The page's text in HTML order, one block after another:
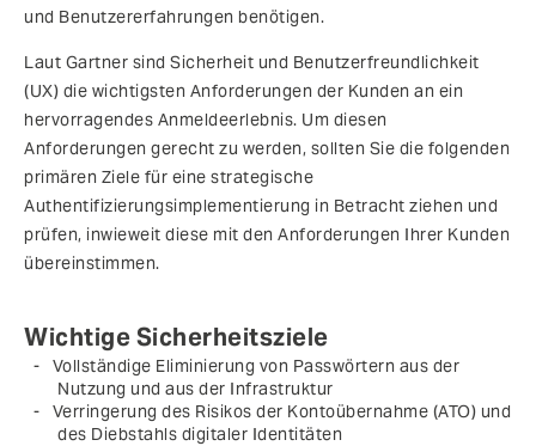
und Benutzererfahrungen benötigen.
Laut Gartner sind Sicherheit und Benutzerfreundlichkeit
(UX) die wichtigsten Anforderungen der Kunden an ein
hervorragendes Anmeldeerlebnis. Um diesen
Anforderungen gerecht zu werden, sollten Sie die folgenden
primären Ziele für eine strategische
Authentifizierungsimplementierung in Betracht ziehen und
prüfen, inwieweit diese mit den Anforderungen Ihrer Kunden
übereinstimmen.
Wichtige Sicherheitsziele
Vollständige Eliminierung von Passwörtern aus der
Nutzung und aus der Infrastruktur
Verringerung des Risikos der Kontoübernahme (ATO) und
des Diebstahls digitaler Identitäten